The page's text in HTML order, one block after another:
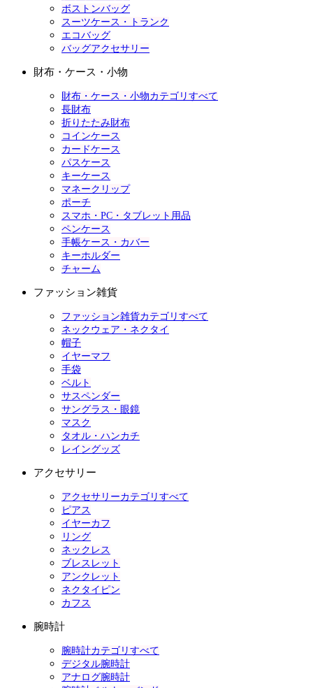
ボストンバッグ
スーツケース・トランク
エコバッグ
バッグアクセサリー
財布・ケース・小物
財布・ケース・小物カテゴリすべて
長財布
折りたたみ財布
コインケース
カードケース
パスケース
キーケース
マネークリップ
ポーチ
スマホ・PC・タブレット用品
ペンケース
手帳ケース・カバー
キーホルダー
チャーム
ファッション雑貨
ファッション雑貨カテゴリすべて
ネックウェア・ネクタイ
帽子
イヤーマフ
手袋
ベルト
サスペンダー
サングラス・眼鏡
マスク
タオル・ハンカチ
レイングッズ
アクセサリー
アクセサリーカテゴリすべて
ピアス
イヤーカフ
リング
ネックレス
ブレスレット
アンクレット
ネクタイピン
カフス
腕時計
腕時計カテゴリすべて
デジタル腕時計
アナログ腕時計